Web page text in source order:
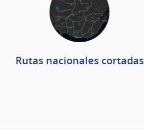
Rutas nacionales cortadas